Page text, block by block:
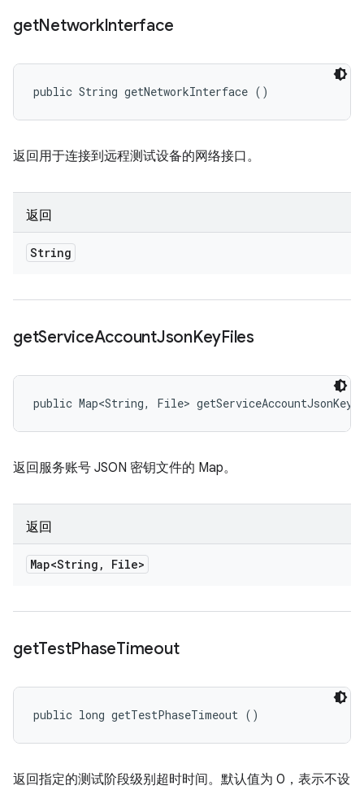
getNetworkInterface
public String getNetworkInterface ()
返回用于连接到远程测试设备的网络接口。
返回
String
getServiceAccountJsonKeyFiles
public Map<String, File>
返回服务账号 JSON 密钥文件的 Map。
返回
Map<String , File>
getTestPhaseTimeout
public long getTestPhaseTimeout ()
返回指定的测试阶段级别超时时间。默认值为 0，表示不设